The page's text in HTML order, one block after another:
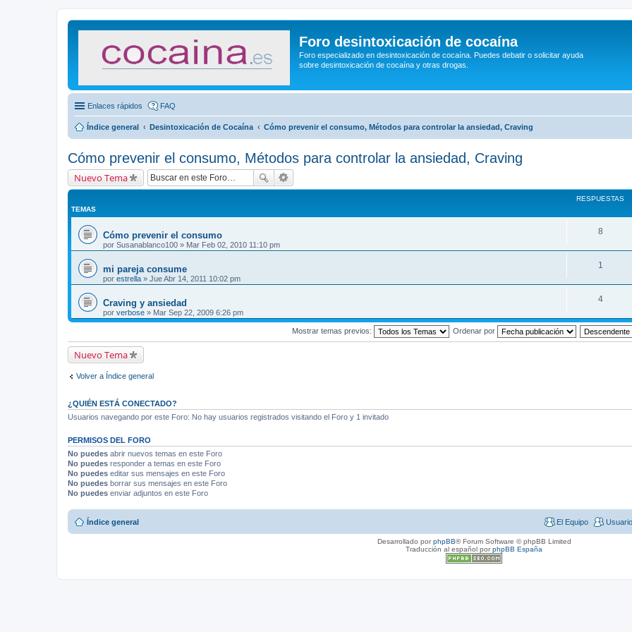
Foro desintoxicación de cocaína
Foro especializado en desintoxicación de cocaína. Puedes debatir o solicitar ayuda
sobre desintoxicación de cocaína y otras drogas.
Enlaces rápidos FAQ
Índice general Desintoxicación de Cocaína Cómo prevenir el consumo, Métodos para controlar la ansiedad, Craving
Cómo prevenir el consumo, Métodos para controlar la ansiedad, Craving
Nuevo Tema
TEMAS
RESPUESTAS
Cómo prevenir el consumo
por Susanablanco100 » Mar Feb 02, 2010 11:10 pm
8
mi pareja consume
por estrella » Jue Abr 14, 2011 10:02 pm
1
Craving y ansiedad
por verbose » Mar Sep 22, 2009 6:26 pm
4
Mostrar temas previos: Ordenar por
Nuevo Tema
Volver a Índice general
¿QUIÉN ESTÁ CONECTADO?
Usuarios navegando por este Foro: No hay usuarios registrados visitando el Foro y 1 invitado
PERMISOS DEL FORO
No puedes abrir nuevos temas en este Foro
No puedes responder a temas en este Foro
No puedes editar sus mensajes en este Foro
No puedes borrar sus mensajes en este Foro
No puedes enviar adjuntos en este Foro
Índice general El Equipo
Desarrollado porphpBB® Forum Software © phpBB Limited
Traducción al español porphpBB España